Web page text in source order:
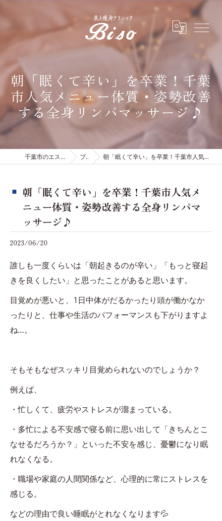
朝「眠くて辛い」を卒業！千葉
市人気メニュー体質・姿勢改善
する全身リンパマッサージ♪
千葉市のエステは有限会社ビソウ ブログ 朝「眠くて辛い」を卒業！千葉市人気メニュー体質・姿勢改善する全身リンパマッサージ♪
朝「眠くて辛い」を卒業！千葉市人気メ
ニュー体質・姿勢改善する全身リンパマ
ッサージ♪
2023/06/20
誰しも一度くらいは「朝起きるのが辛い」「もっと寝起
きを良くしたい」と思ったことがあると思います。
目覚めが悪いと、1日中体がだるかったり頭が働かなか
ったりと、仕事や生活のパフォーマンスも下がりますよ
ね…。
そもそもなぜスッキリ目覚められないのでしょうか？
例えば、
・忙しくて、疲労やストレスが溜まっている。
・多忙による不安感で寝る前に思い出して「きちんとこ
なせるだろうか？」といった不安を感じ、憂鬱になり眠
れなくなる。
・職場や家庭の人間関係など、心理的に常にストレスを
感じる。
などの理由で良い睡眠がとれなくなります💦